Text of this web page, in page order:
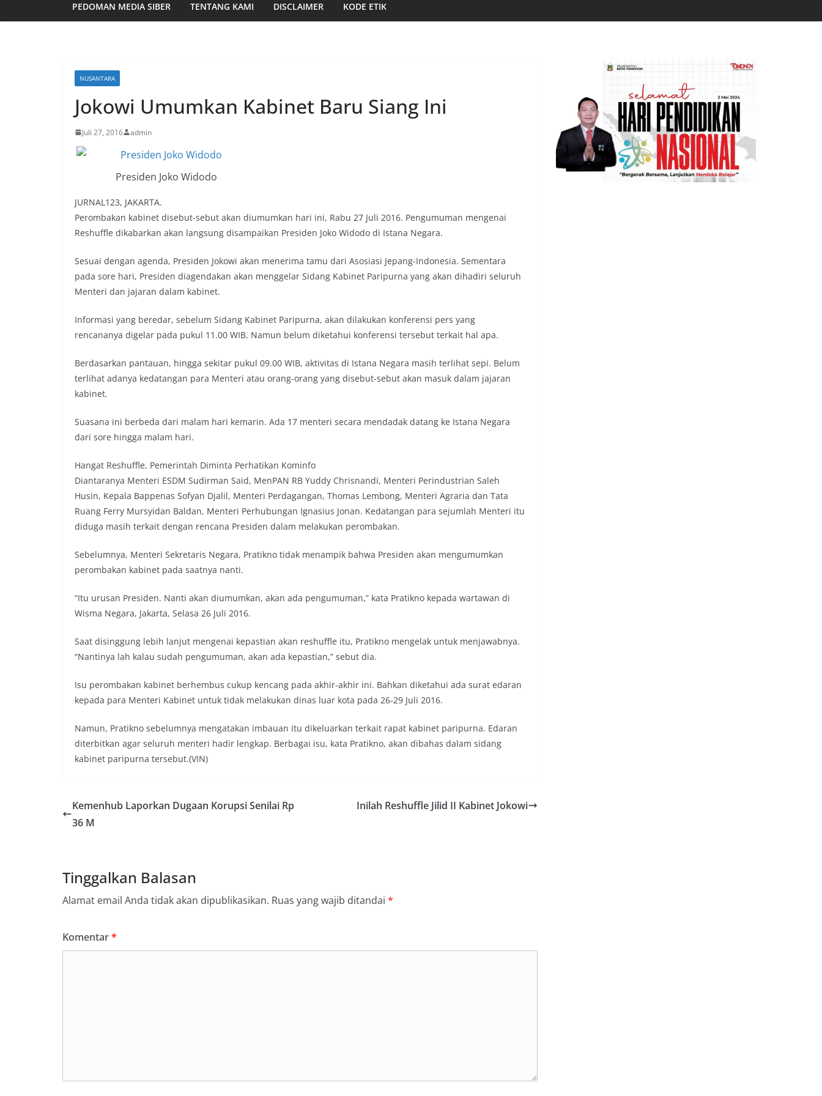
PEDOMAN MEDIA SIBER TENTANG KAMI DISCLAIMER KODE ETIK
NUSANTARA
Jokowi Umumkan Kabinet Baru Siang Ini
Juli 27, 2016 admin
Presiden Joko Widodo
JURNAL123, JAKARTA.
Perombakan kabinet disebut-sebut akan diumumkan hari ini, Rabu 27 Juli 2016. Pengumuman mengenai
Reshuffle dikabarkan akan langsung disampaikan Presiden Joko Widodo di Istana Negara.
Sesuai dengan agenda, Presiden Jokowi akan menerima tamu dari Asosiasi Jepang-Indonesia. Sementara
pada sore hari, Presiden diagendakan akan menggelar Sidang Kabinet Paripurna yang akan dihadiri seluruh
Menteri dan jajaran dalam kabinet.
Informasi yang beredar, sebelum Sidang Kabinet Paripurna, akan dilakukan konferensi pers yang
rencananya digelar pada pukul 11.00 WIB. Namun belum diketahui konferensi tersebut terkait hal apa.
Berdasarkan pantauan, hingga sekitar pukul 09.00 WIB, aktivitas di Istana Negara masih terlihat sepi. Belum
terlihat adanya kedatangan para Menteri atau orang-orang yang disebut-sebut akan masuk dalam jajaran
kabinet.
Suasana ini berbeda dari malam hari kemarin. Ada 17 menteri secara mendadak datang ke Istana Negara
dari sore hingga malam hari.
Hangat Reshuffle, Pemerintah Diminta Perhatikan Kominfo
Diantaranya Menteri ESDM Sudirman Said, MenPAN RB Yuddy Chrisnandi, Menteri Perindustrian Saleh
Husin, Kepala Bappenas Sofyan Djalil, Menteri Perdagangan, Thomas Lembong, Menteri Agraria dan Tata
Ruang Ferry Mursyidan Baldan, Menteri Perhubungan Ignasius Jonan. Kedatangan para sejumlah Menteri itu
diduga masih terkait dengan rencana Presiden dalam melakukan perombakan.
Sebelumnya, Menteri Sekretaris Negara, Pratikno tidak menampik bahwa Presiden akan mengumumkan
perombakan kabinet pada saatnya nanti.
“Itu urusan Presiden. Nanti akan diumumkan, akan ada pengumuman,” kata Pratikno kepada wartawan di
Wisma Negara, Jakarta, Selasa 26 Juli 2016.
Saat disinggung lebih lanjut mengenai kepastian akan reshuffle itu, Pratikno mengelak untuk menjawabnya.
“Nantinya lah kalau sudah pengumuman, akan ada kepastian,” sebut dia.
Isu perombakan kabinet berhembus cukup kencang pada akhir-akhir ini. Bahkan diketahui ada surat edaran
kepada para Menteri Kabinet untuk tidak melakukan dinas luar kota pada 26-29 Juli 2016.
Namun, Pratikno sebelumnya mengatakan imbauan itu dikeluarkan terkait rapat kabinet paripurna. Edaran
diterbitkan agar seluruh menteri hadir lengkap. Berbagai isu, kata Pratikno, akan dibahas dalam sidang
kabinet paripurna tersebut.(VIN)
Kemenhub Laporkan Dugaan Korupsi Senilai Rp
36 M
Inilah Reshuffle Jilid II Kabinet Jokowi
Tinggalkan Balasan
Alamat email Anda tidak akan dipublikasikan. Ruas yang wajib ditandai *
Komentar*